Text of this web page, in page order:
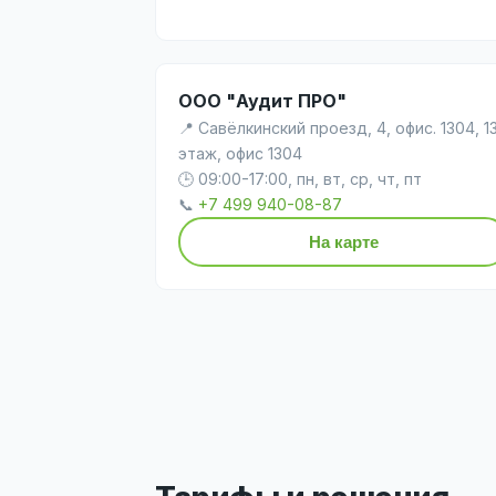
ООО "Аудит ПРО"
📍 Савёлкинский проезд, 4, офис. 1304,
этаж, офис 1304
🕒 09:00-17:00, пн, вт, ср, чт, пт
📞 +7 499 940-08-87
На карте